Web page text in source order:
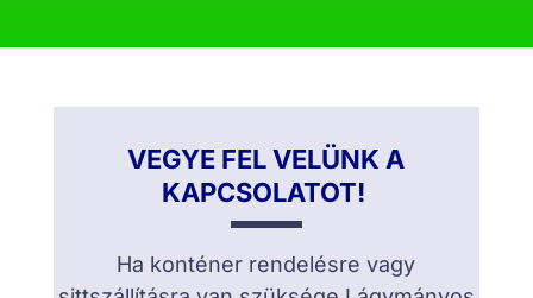
VEGYE FEL VELÜNK A
KAPCSOLATOT!
Ha konténer rendelésre vagy